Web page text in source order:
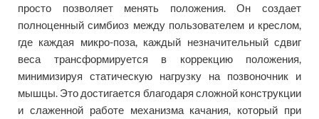
просто позволяет менять положения. Он создает
полноценный симбиоз между пользователем и креслом,
где каждая микро-поза, каждый незначительный сдвиг
веса трансформируется в коррекцию положения,
минимизируя статическую нагрузку на позвоночник и
мышцы. Это достигается благодаря сложной конструкции
и слаженной работе механизма качания, который при